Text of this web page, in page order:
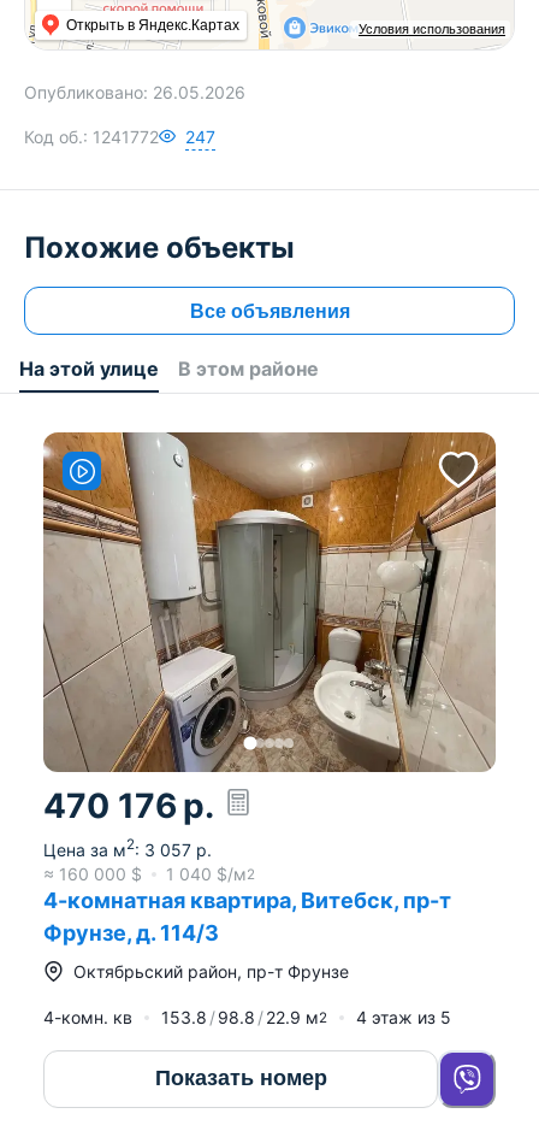
Условия использования
Открыть в Яндекс.Картах
Опубликовано: 26.05.2026
Код об.: 1241772 247
Похожие объекты
Все объявления
На этой улице В этом районе
470 176 р.
Цена за м2: 3 057 р.
≈ 160 000 $ 1 040 $/м2
4-комнатная квартира, Витебск, пр-т
Фрунзе, д. 114/3
Октябрьский район, пр-т Фрунзе
4-комн. кв 153.8 98.8 22.9 м2 4 этаж из 5
Показать номер